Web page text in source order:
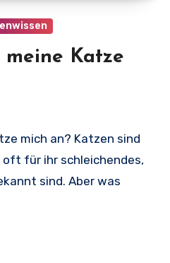
Katze
für ihr schleichendes,
sind. Aber was